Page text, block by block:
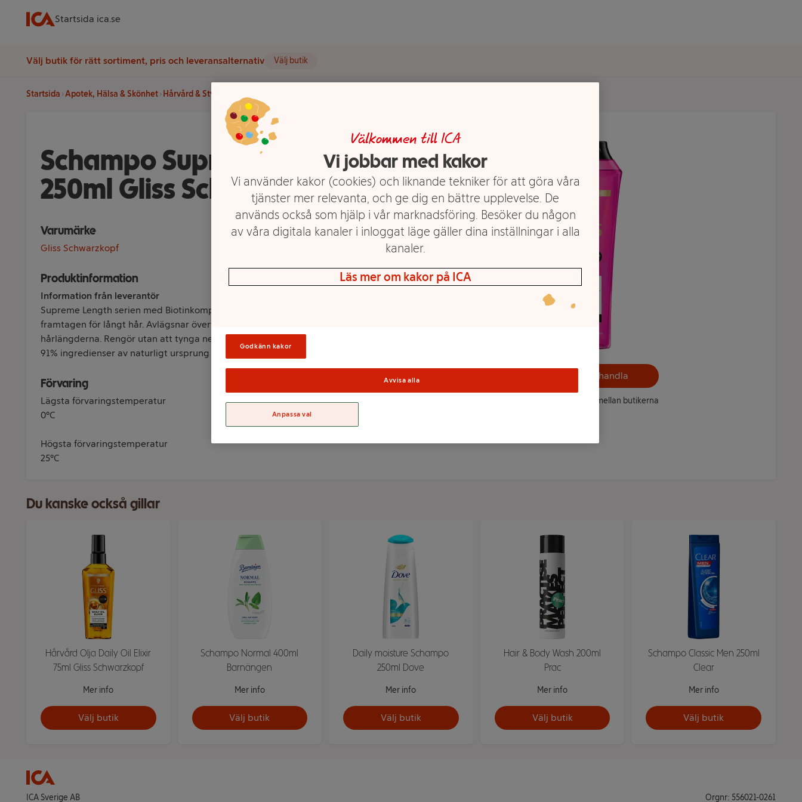
Startsida ica.se
Välj butik för rätt sortiment, pris och leveransalternativ Välj butik
Startsida Apotek, Hälsa & Skönhet Hårvård & Styling
Schampo Supreme Length
250ml Gliss Schwarzkopf
Varumärke
Gliss Schwarzkopf
Produktinformation
Information från leverantör
Supreme Length serien med Biotinkomplex + Pionblomextrakt är speciellt
framtagen för långt hår. Avlägsnar överflödig olja i hårbotten och reparerar
hårlängderna. Rengör utan att tynga ner håret. Fruktig doft med vårdande känsla.
91% ingredienser av naturligt ursprung inkl vatten.
Förvaring
Lägsta förvaringstemperatur
0°C
Högsta förvaringstemperatur
25°C
Välj butik och handla
Sortimentet kan variera mellan butikerna
Du kanske också gillar
Hårvård Olja Daily Oil Elixir
75ml Gliss Schwarzkopf
Mer info
Välj butik
Schampo Normal 400ml
Barnängen
Mer info
Välj butik
Daily moisture Schampo
250ml Dove
Mer info
Välj butik
Hair & Body Wash 200ml
Prac
Mer info
Välj butik
Schampo Classic Men 250ml
Clear
Mer info
Välj butik
ICA Sverige AB Orgnr: 556021-0261
Välkommen till ICA
Vi jobbar med kakor
Vi använder kakor (cookies) och liknande tekniker för att göra våra
tjänster mer relevanta, och ge dig en bättre upplevelse. De
används också som hjälp i vår marknadsföring. Besöker du någon
av våra digitala kanaler i inloggat läge gäller dina inställningar i alla
kanaler.
Läs mer om kakor på ICA
Godkänn kakor
Avvisa alla
Anpassa val